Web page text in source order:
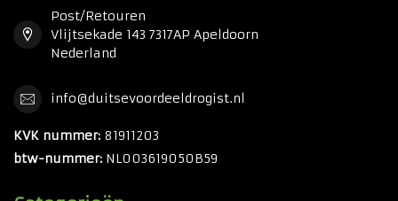
Post/Retouren
Vlijtsekade 143 7317AP Apeldoorn
Nederland
info@duitsevoordeeldrogist.nl
KVK nummer: 81911203
btw-nummer: NL003619050B59